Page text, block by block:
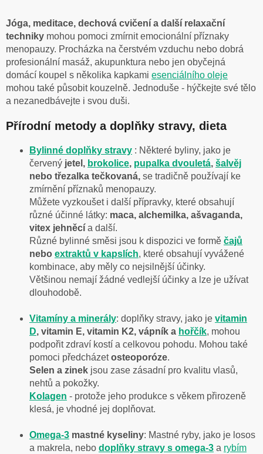
Jóga, meditace, dechová cvičení a další relaxační
techniky mohou pomoci zmírnit emocionální příznaky
menopauzy. Procházka na čerstvém vzduchu nebo dobrá
profesionální masáž, akupunktura nebo jen obyčejná
domácí koupel s několika kapkami esenciálního oleje
mohou také působit kouzelně. Jednoduše - hýčkejte své tělo
a nezanedbávejte i svou duši.
Přírodní metody a doplňky stravy, dieta
Bylinné doplňky stravy : Některé byliny, jako je
červený jetel, brokolice, pupalka dvouletá, šalvěj
nebo třezalka tečkovaná, se tradičně používají ke
zmírnění příznaků menopauzy.
Můžete vyzkoušet i další přípravky, které obsahují
různé účinné látky: maca, alchemilka, ašvaganda,
vitex jehněcí a další.
Různé bylinné směsi jsou k dispozici ve formě čajů
nebo extraktů v kapslích, které obsahují vyvážené
kombinace, aby měly co nejsilnější účinky.
Většinou nemají žádné vedlejší účinky a lze je užívat
dlouhodobě.
Vitamíny a minerály: doplňky stravy, jako je vitamin
D, vitamin E, vitamin K2, vápník a hořčík, mohou
podpořit zdraví kostí a celkovou pohodu. Mohou také
pomoci předcházetosteoporóze.
Selen a zinek jsou zase zásadní pro kvalitu vlasů,
nehtů a pokožky.
Kolagen - protože jeho produkce s věkem přirozeně
klesá, je vhodné jej doplňovat.
Omega-3 mastné kyseliny: Mastné ryby, jako je losos
a makrela, nebo doplňky stravy s omega-3 a rybím